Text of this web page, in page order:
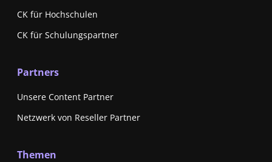
CK für Hochschulen
CK für Schulungspartner
Partners
Unsere Content Partner
Netzwerk von Reseller Partner
Themen